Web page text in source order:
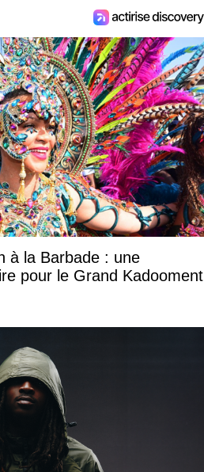
à la Barbade : une
pour le Grand Kadooment